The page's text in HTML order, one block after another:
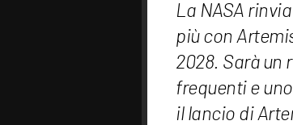
La NASA
più con
2028. Sarà un
frequenti e
il lancio di